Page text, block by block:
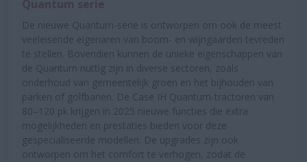
De nieuwe Quantum-serie is ontworpen om ook de meest
veeleisende eigenaren van boom- en wijngaarden tevreden
te stellen. Bovendien kunnen de unieke eigenschappen van
de Quantum nuttig zijn in diverse sectoren, zoals
onderhoud van gemeentelijk groen en het bijhouden van
parken of golfbanen. De Case IH Quantum-tractoren van
80–120 pk krijgen in 2025 nieuwe functies die extra
mogelijkheden en prestaties bieden voor deze
gespecialiseerde modellen. De upgrades zijn ook
ontworpen om het comfort te verhogen, zodat de